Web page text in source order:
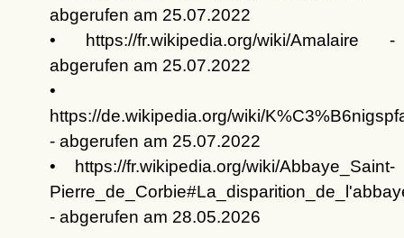
abgerufen am 25.07.2022
• https://fr.wikipedia.org/wiki/Amalaire -
abgerufen am 25.07.2022
•
https://de.wikipedia.org/wiki/
- abgerufen am 25.07.2022
• https://fr.wikipedia.org/wiki/Abbaye_Saint-
- abgerufen am 28.05.2026